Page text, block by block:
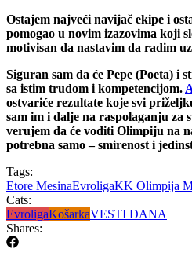
Ostajem najveći navijač ekipe i
pomogao u novim izazovima koji
motivisan da nastavim da radim
Siguran sam da će Pepe (Poeta) i
sa istim trudom i kompetencijom.
ostvariće rezultate koje svi
sam im i dalje na raspolaganju za
verujem da će voditi Olimpiju na
potrebna samo – smirenost i
Tags:
Etore MesinaEvroligaKK Olimpija
Cats:
EvroligaKošarkaVESTI DANA
Shares: